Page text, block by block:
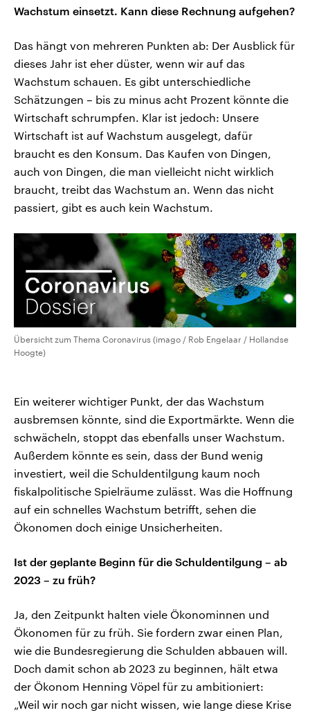
Wachstum einsetzt. Kann diese Rechnung aufgehen?
Das hängt von mehreren Punkten ab: Der Ausblick für
dieses Jahr ist eher düster, wenn wir auf das
Wachstum schauen. Es gibt unterschiedliche
Schätzungen – bis zu minus acht Prozent könnte die
Wirtschaft schrumpfen. Klar ist jedoch: Unsere
Wirtschaft ist auf Wachstum ausgelegt, dafür
braucht es den Konsum. Das Kaufen von Dingen,
auch von Dingen, die man vielleicht nicht wirklich
braucht, treibt das Wachstum an. Wenn das nicht
passiert, gibt es auch kein Wachstum.
Übersicht zum Thema Coronavirus (imago / Rob Engelaar / Hollandse
Hoogte)
Ein weiterer wichtiger Punkt, der das Wachstum
ausbremsen könnte, sind die Exportmärkte. Wenn die
schwächeln, stoppt das ebenfalls unser Wachstum.
Außerdem könnte es sein, dass der Bund wenig
investiert, weil die Schuldentilgung kaum noch
fiskalpolitische Spielräume zulässt. Was die Hoffnung
auf ein schnelles Wachstum betrifft, sehen die
Ökonomen doch einige Unsicherheiten.
Ist der geplante Beginn für die Schuldentilgung – ab
2023 – zu früh?
Ja, den Zeitpunkt halten viele Ökonominnen und
Ökonomen für zu früh. Sie fordern zwar einen Plan,
wie die Bundesregierung die Schulden abbauen will.
Doch damit schon ab 2023 zu beginnen, hält etwa
der Ökonom Henning Vöpel für zu ambitioniert:
„Weil wir noch gar nicht wissen, wie lange diese Krise